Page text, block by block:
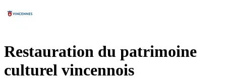
Restauration du patrimoine
culturel vincennois